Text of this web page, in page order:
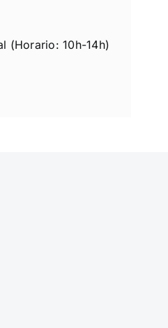
(Horario: 10h-14h)